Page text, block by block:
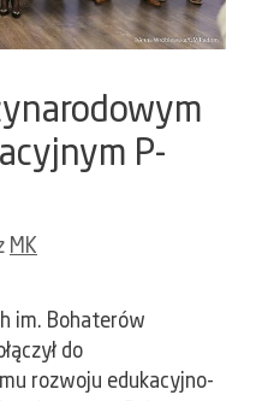
P-
MK
im. Bohaterów
do
rozwoju edukacyjno-